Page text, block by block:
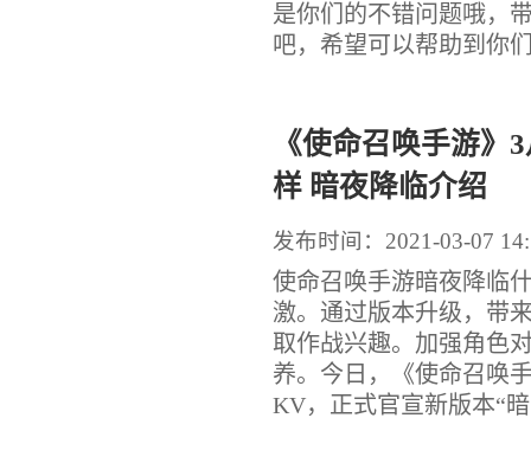
是你们的不错问题哦，
吧，希望可以帮助到你
《使命召唤手游
样 暗夜降临介绍
发布时间：2021-03-07
使命召唤手游暗夜降临
激。通过版本升级，带
取作战兴趣。加强角色
养。今日，《使命召唤
KV，正式官宣新版本“